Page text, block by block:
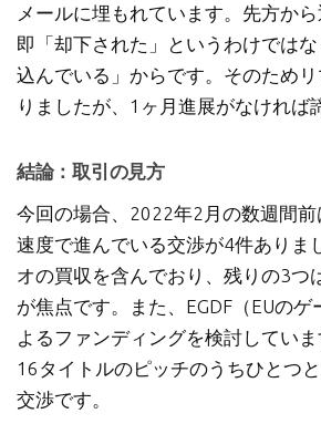
メールに埋もれています。先方か
即「却下された」というわけでは
込んでいる」からです。そのため
りましたが、1ヶ月進展がなければ
結論：取引の見方
今回の場合、2022年2月の数週間
速度で進んでいる交渉が4件ありま
オの買収を含んでおり、残りの3つ
が焦点です。また、EGDF（EUのゲ
よるファンディングを検討してい
16タイトルのピッチのうちひとつ
交渉です。